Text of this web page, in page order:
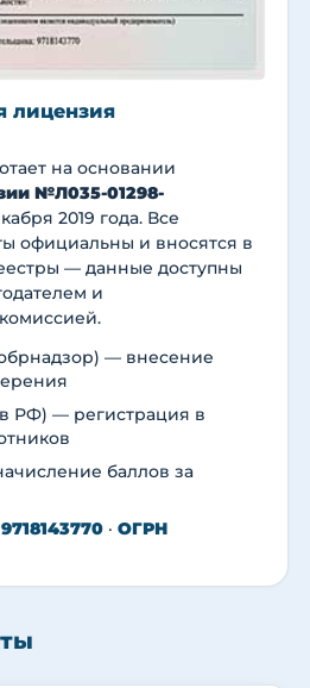
лицензия
на основании
№Л035-01298-
2019 года. Все
официальны и вносятся в
— данные доступны
и
— внесение
РФ) — регистрация в
баллов за
· ОГРН